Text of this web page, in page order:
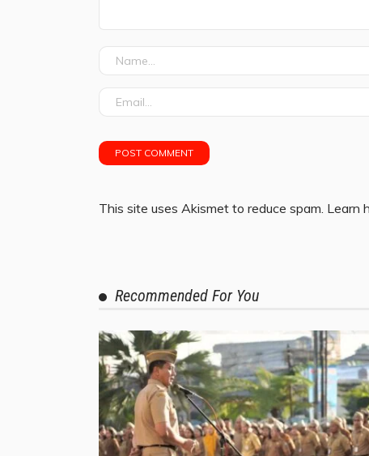
This site uses Akismet to reduce spam. Learn
Recommended For You